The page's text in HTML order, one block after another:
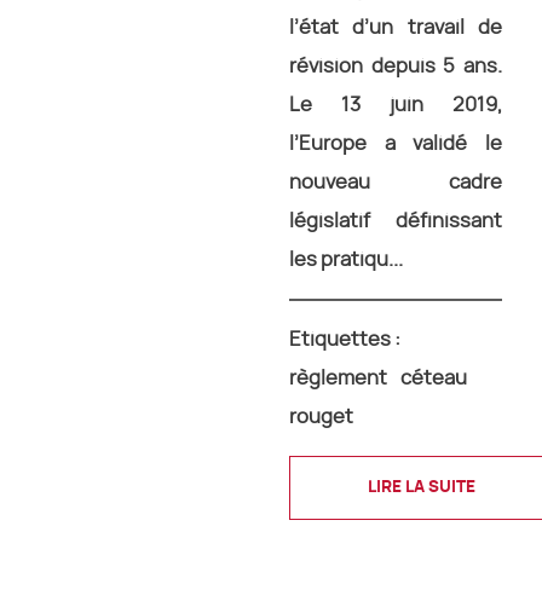
l’état d’un travail de
révision depuis 5 ans.
Le 13 juin 2019,
l’Europe a validé le
nouveau cadre
législatif définissant
les pratiqu...
Etiquettes :
règlement
céteau
rouget
LIRE LA SUITE